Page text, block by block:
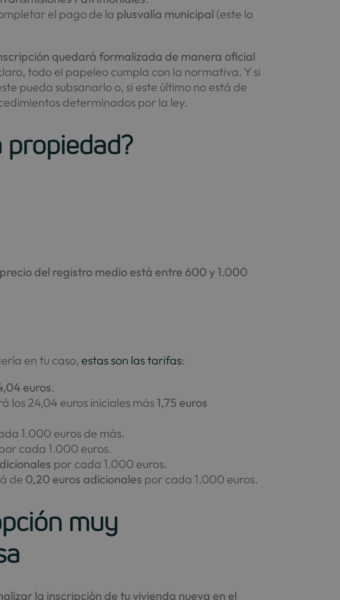
el pago de la plusvalía municipal (este lo
quedará formalizada de manera oficial
todo el papeleo cumpla con la normativa. Y si
pueda subsanarlo o, si este último no está de
determinados por la ley.
propiedad?
del registro medio está entre 600 y 1.000
en tu caso, estas son las tarifas:
euros.
los 24,04 euros iniciales más1,75 euros
1.000 euros de más.
cada 1.000 euros.
por cada 1.000 euros.
de 0,20 euros adicionales por cada 1.000 euros.
muy
la inscripción de tu vivienda nueva en el